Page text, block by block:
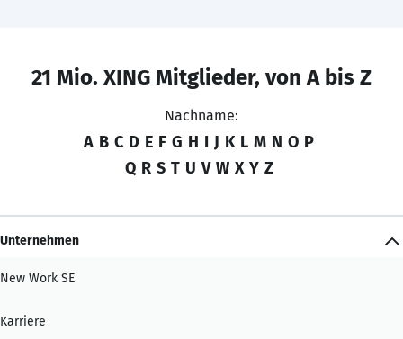
21 Mio. XING Mitglieder, von A bis Z
Nachname:
A B C D E F G H I J K L M N O P
Q R S T U V W X Y Z
Unternehmen
New Work SE
Karriere